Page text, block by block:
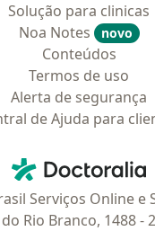
Solução para clinicas
Noa Notes
novo
Conteúdos
Termos de uso
Alerta de segurança
de Ajuda para
Doctoralia -
Serviços Online e
Rio Branco, 1488 -